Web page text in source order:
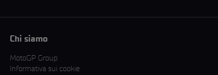
Chi siamo
MotoGP Group
Informativa sui cookie